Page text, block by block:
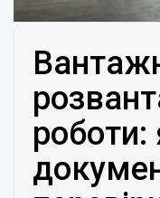
роботи: